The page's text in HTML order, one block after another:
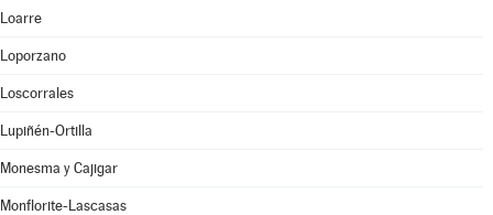
Loarre
Loporzano
Loscorrales
Lupiñén-Ortilla
Monesma y Cajigar
Monflorite-Lascasas